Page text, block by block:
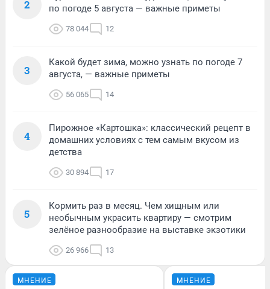
2
по погоде 5 августа — важные приметы
78 044 12
3
Какой будет зима, можно узнать по погоде 7
августа, — важные приметы
56 065 14
4
Пирожное «Картошка»: классический рецепт в
домашних условиях с тем самым вкусом из
детства
30 894 17
5
Кормить раз в месяц. Чем хищным или
необычным украсить квартиру — смотрим
зелёное разнообразие на выставке экзотики
26 966 13
МНЕНИЕ МНЕНИЕ